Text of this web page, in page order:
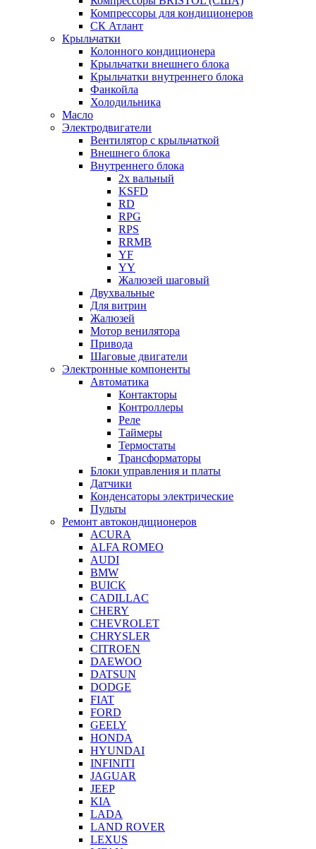
Компрессоры для кондиционеров
СК Атлант
Крыльчатки
Колонного кондиционера
Крыльчатки внешнего блока
Крыльчатки внутреннего блока
Фанкойла
Холодильника
Масло
Электродвигатели
Вентилятор с крыльчаткой
Внешнего блока
Внутреннего блока
2х вальный
KSFD
RD
RPG
RPS
RRMB
YF
YY
Жалюзей шаговый
Двухвальные
Для витрин
Жалюзей
Мотор венилятора
Привода
Шаговые двигатели
Электронные компоненты
Автоматика
Контакторы
Контроллеры
Реле
Таймеры
Термостаты
Трансформаторы
Блоки управления и платы
Датчики
Конденсаторы электрические
Пульты
Ремонт автокондиционеров
ACURA
ALFA ROMEO
AUDI
BMW
BUICK
CADILLAC
CHERY
CHEVROLET
CHRYSLER
CITROEN
DAEWOO
DATSUN
DODGE
FIAT
FORD
GEELY
HONDA
HYUNDAI
INFINITI
JAGUAR
JEEP
KIA
LADA
LAND ROVER
LEXUS